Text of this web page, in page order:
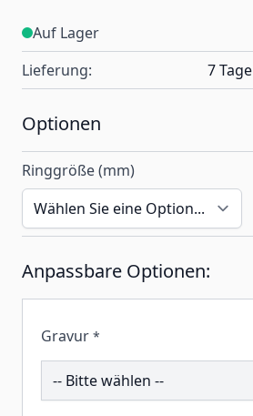
Auf Lager
Lieferung:
7 Tage
Optionen
Ringgröße (mm)
Anpassbare Optionen:
Gravur *
194331